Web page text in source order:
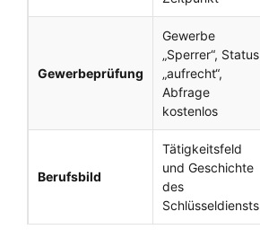
Gewerbeprüfung
Gewerbe
„Sperrer“, Status
„aufrecht“,
Abfrage
kostenlos
Berufsbild
Tätigkeitsfeld
und Geschichte
des
Schlüsseldiensts